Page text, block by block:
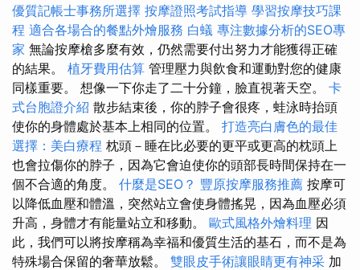
優質記帳士事務所選擇 按摩證照考試指導 學習按摩技巧課
程 適合各場合的餐點外燴服務 白蟻 專注數據分析的SEO專
家 無論按摩槍多麼有效，仍然需要付出努力才能獲得正確
的結果。 植牙費用估算 管理壓力與飲食和運動對您的健康
同樣重要。 想像一下你走了二十分鐘，臉直視著天空。 卡
式台胞證介紹 散步結束後，你的脖子會很疼，蛙泳時抬頭
使你的身體處於基本上相同的位置。 打造亮白膚色的最佳
選擇：美白療程 枕頭－睡在比必要的更平或更高的枕頭上
也會拉傷你的脖子，因為它會迫使你的頭部長時間保持在一
個不合適的角度。 什麼是SEO？ 豐原按摩服務推薦 按摩可
以降低血壓和體溫，突然站立會使身體搖晃，因為血壓必須
升高，身體才有能量站立和移動。 歐式風格外燴料理 因
此，我們可以將按摩稱為幸福和優質生活的基石，而不是為
特殊場合保留的奢華放鬆。 雙眼皮手術讓眼睛更有神采 加